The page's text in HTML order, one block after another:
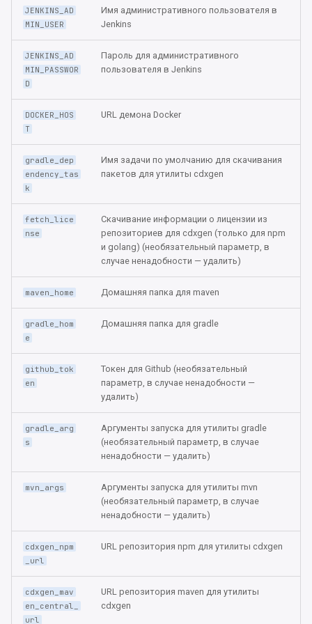
п
и
с
а
Oбновление 2024.4.1 до
2025.1.1
2024.4.1
2024.3.2
2024.3.1
Oбновление 2024.2.1 до
2024.2.2
Oбновление 2024.1.6 до
2024.2.1
2024.1.6
2024.1.5
Oбновление 2024.1.3 до
2024.1.4
Oбновление 2024.1.2 до
2024.1.3
Oбновление 2024.1.1 до
Oбновление 2023.5.4 до
Установка тайм-аута в
пайплайнах
Установка и настройка
Dashboard JVM
в Prometheus/Grafana
Quality Gates
Настройки тегирования
webhooks
приложения
JENKINS_AD
MIN_USER
Имя административного пользователя в
Jenkins
JENKINS_AD
MIN_PASSWOR
D
Пароль для административного
пользователя в Jenkins
DOCKER_HOS
T
URL демона Docker
gradle_dep
endency_tas
k
Имя задачи по умолчанию для скачивания
пакетов для утилиты cdxgen
fetch_lice
nse
Скачивание информации о лицензии из
репозиториев для cdxgen (только для npm
и golang) (необязательный параметр, в
случае ненадобности — удалить)
maven_home Домашняя папка для maven
gradle_hom
e
Домашняя папка для gradle
github_tok
en
Токен для Github (необязательный
параметр, в случае ненадобности —
удалить)
gradle_arg
s
Аргументы запуска для утилиты gradle
(необязательный параметр, в случае
ненадобности — удалить)
mvn_args
Аргументы запуска для утилиты mvn
(необязательный параметр, в случае
ненадобности — удалить)
cdxgen_npm
_url
URL репозитория npm для утилиты cdxgen
cdxgen_mav
en_central_
url
URL репозитория maven для утилиты
cdxgen